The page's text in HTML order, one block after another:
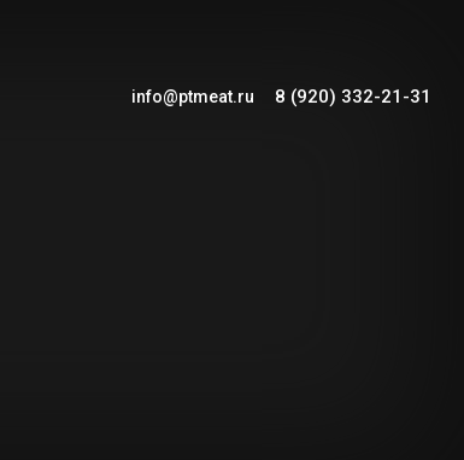
info@ptmeat.ru 8 (920) 332-21-31